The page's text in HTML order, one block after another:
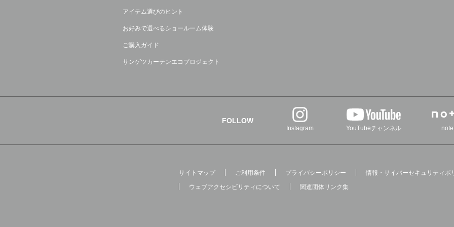
アイテム選びのヒント
お好みで選べるショールーム体験
ご購入ガイド
サンゲツカーテンエコプロジェクト
FOLLOW
Instagram YouTubeチャンネル note
サイトマップ ご利用条件 プライバシーポリシー
情報・サイバーセキュリティポ
ウェブアクセシビリティについて
関連団体リンク集